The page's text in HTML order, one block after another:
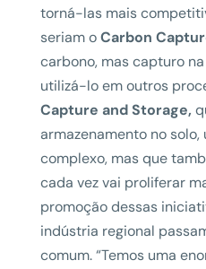
torná-las mais
seriam oCarbon
carbono, mas capturo
utilizá-lo em outros
Capture and Storage,
armazenamento no
complexo, mas que
cada vez vai proliferar
promoção dessas
indústria regional
comum. “Temos uma